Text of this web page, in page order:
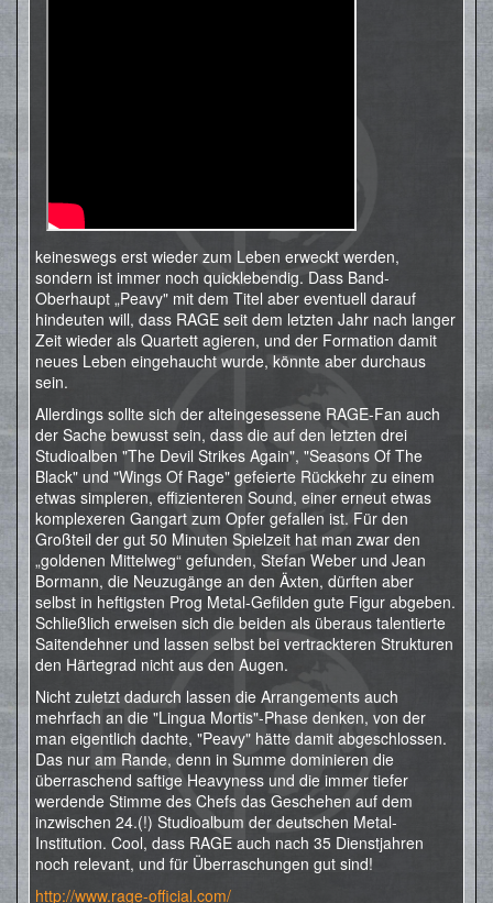
keineswegs erst wieder zum Leben erweckt werden,
sondern ist immer noch quicklebendig. Dass Band-
Oberhaupt „Peavy" mit dem Titel aber eventuell darauf
hindeuten will, dass RAGE seit dem letzten Jahr nach langer
Zeit wieder als Quartett agieren, und der Formation damit
neues Leben eingehaucht wurde, könnte aber durchaus
sein.
Allerdings sollte sich der alteingesessene RAGE-Fan auch
der Sache bewusst sein, dass die auf den letzten drei
Studioalben "The Devil Strikes Again", "Seasons Of The
Black" und "Wings Of Rage" gefeierte Rückkehr zu einem
etwas simpleren, effizienteren Sound, einer erneut etwas
komplexeren Gangart zum Opfer gefallen ist. Für den
Großteil der gut 50 Minuten Spielzeit hat man zwar den
„goldenen Mittelweg“ gefunden, Stefan Weber und Jean
Bormann, die Neuzugänge an den Äxten, dürften aber
selbst in heftigsten Prog Metal-Gefilden gute Figur abgeben.
Schließlich erweisen sich die beiden als überaus talentierte
Saitendehner und lassen selbst bei vertrackteren Strukturen
den Härtegrad nicht aus den Augen.
Nicht zuletzt dadurch lassen die Arrangements auch
mehrfach an die "Lingua Mortis"-Phase denken, von der
man eigentlich dachte, "Peavy" hätte damit abgeschlossen.
Das nur am Rande, denn in Summe dominieren die
überraschend saftige Heavyness und die immer tiefer
werdende Stimme des Chefs das Geschehen auf dem
inzwischen 24.(!) Studioalbum der deutschen Metal-
Institution. Cool, dass RAGE auch nach 35 Dienstjahren
noch relevant, und für Überraschungen gut sind!
http://www.rage-official.com/